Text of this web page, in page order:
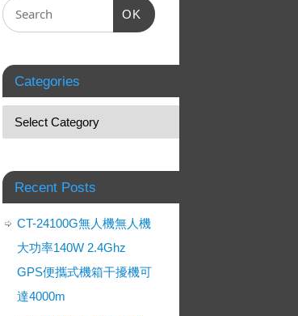
OK
Categories
Recent Posts
CT-24100G無人機無人機
大功率140W 2.4Ghz
GPS便攜式機箱干擾機可
達4000m